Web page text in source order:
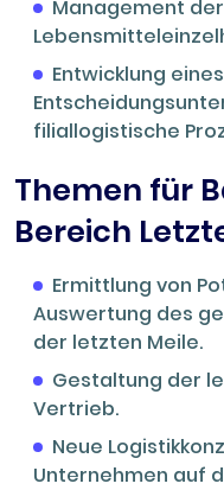
Management
Entwicklung
filiallogistische
Themen für
Bereich
Ermittlung von
Auswertung des
der letzten Meile.
Gestaltung der
Vertrieb.
Neue
Unternehmen auf